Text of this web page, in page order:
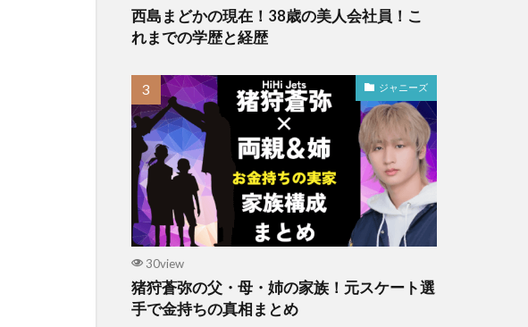
西島まどかの現在！38歳の美人会社員！こ
れまでの学歴と経歴
ジャニーズ
30view
猪狩蒼弥の父・母・姉の家族！元スケート選
手で金持ちの真相まとめ